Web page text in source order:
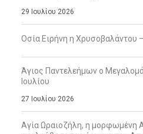
29 Ιουλίου 2026
Οσία Ειρήνη η Χρυσοβαλάντου –
Άγιος Παντελεήμων ο
Ιουλίου
27 Ιουλίου 2026
Αγία Ωραιοζήλη, η μορφωμένη